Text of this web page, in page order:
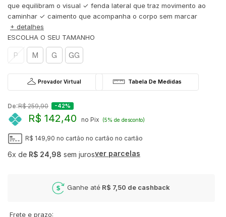
que equilibram o visual ✓ fenda lateral que traz movimento ao
caminhar ✓ caimento que acompanha o corpo sem marcar
+ detalhes
P M G GG
Provador Virtual
De:R$ 259,90 -42%
R$ 142,40 no Pix (5% de desconto)
R$ 149,90 no cartão no cartão no cartão
6x de R$ 24,98 sem jurosver parcelas
Ganhe até R$ 7,50 de cashback
Frete e prazo: